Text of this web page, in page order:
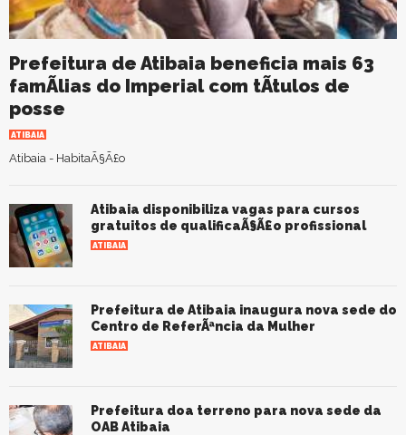
Prefeitura de Atibaia beneficia mais 63
famÃ­lias do Imperial com tÃ­tulos de
posse
ATIBAIA
Atibaia - HabitaÃ§Ã£o
Atibaia disponibiliza vagas para cursos
gratuitos de qualificaÃ§Ã£o profissional
ATIBAIA
Prefeitura de Atibaia inaugura nova sede do
Centro de ReferÃªncia da Mulher
ATIBAIA
Prefeitura doa terreno para nova sede da
OAB Atibaia